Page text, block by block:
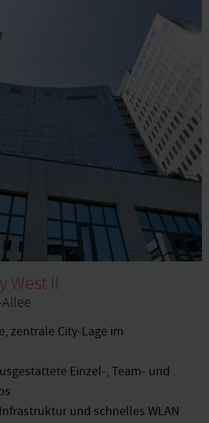
West II
zentrale City-Lage im
Einzel-, Team- und
und schnelles WLAN